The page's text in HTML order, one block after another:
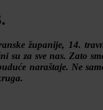
županije, 14.
su za sve nas. Zato
naraštaje. Ne